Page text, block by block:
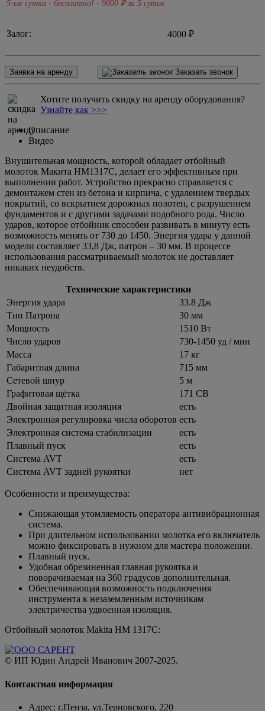
5-ые сутки - бесплатно! - 9000 ₽ за 5 суток
Залог: 4000 ₽
Заявка на аренду Заказать звонок
Хотите получить скидку на аренду оборудования?
Узнайте как >>>
Описание
Видео
Внушительная мощность, которой обладает отбойный
молоток Макита HM1317C, делает его эффективным при
выполнении работ. Устройство прекрасно справляется с
демонтажем стен из бетона и кирпича, с удалением твердых
покрытий, со вскрытием дорожных полотен, с разрушением
фундаментов и с другими задачами подобного рода. Число
ударов, которое отбойник способен развивать в минуту есть
возможность менять от 730 до 1450. Энергия удара у данной
модели составляет 33,8 Дж, патрон – 30 мм. В процессе
использования рассматриваемый молоток не доставляет
никаких неудобств.
Технические характеристики
Энергия удара
33.8 Дж
Тип Патрона
30 мм
Мощность
1510 Вт
Число ударов
730-1450 уд / мин
Масса
17 кг
Габаритная длина
715 мм
Сетевой шнур
5 м
Графитовая щётка
171 СВ
Двойная защитная изоляция
есть
Электронная регулировка числа оборотов есть
Электронная система стабилизации
есть
Плавный пуск
есть
Система AVT
есть
Система AVT задней рукоятки
нет
Особенности и преимущества:
Снижающая утомляемость оператора антивибрационная
система.
При длительном использовании молотка его включатель
можно фиксировать в нужном для мастера положении.
Плавный пуск.
Удобная обрезиненная главная рукоятка и
поворачиваемая на 360 градусов дополнительная.
Обеспечивающая возможность подключения
инструмента к незаземленным источникам
электричества удвоенная изоляция.
Отбойный молоток Makita HM 1317C:
© ИП Юдин Андрей Иванович 2007-2025.
Контактная информация
Адрес: г.Пенза, ул.Терновского, 220